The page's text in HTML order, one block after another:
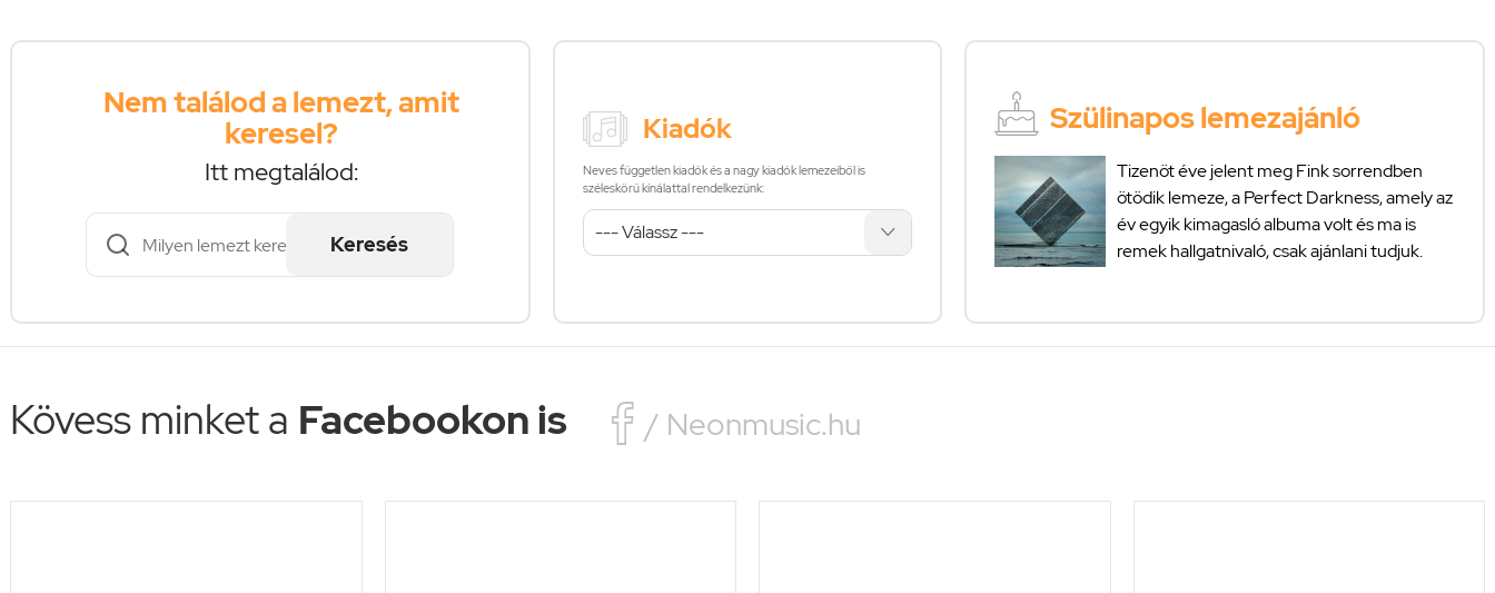
Nem találod a lemezt, amit
keresel?
Itt megtalálod:
Keresés
Kiadók
Neves független kiadók és a nagy kiadók lemezeiből is
széleskörű kínálattal rendelkezünk:
Szülinapos lemezajánló
Tizenöt éve jelent meg Fink sorrendben
ötödik lemeze, a Perfect Darkness, amely az
év egyik kimagasló albuma volt és ma is
remek hallgatnivaló, csak ajánlani tudjuk.
Kövess minket a Facebookon is  / Neonmusic.hu